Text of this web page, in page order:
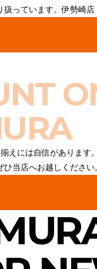
っています。伊勢崎
えには自信がありま
当店へお越しください